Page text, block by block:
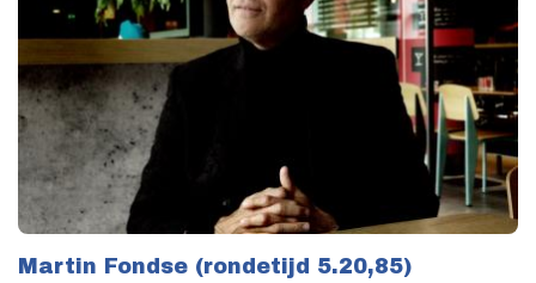
Martin Fondse (rondetijd 5.20,85)